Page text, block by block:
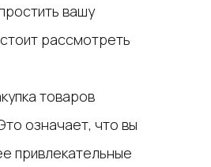
вашу
рассмотреть
товаров
означает, что вы
привлекательные